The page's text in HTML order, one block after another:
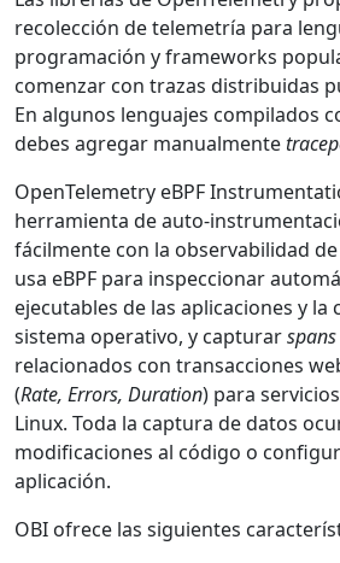
recolección de telemetría para
programación y frameworks
comenzar con trazas distribuidas
En algunos lenguajes compilados
debes agregar manualmente
OpenTelemetry eBPF
herramienta de auto-
fácilmente con la observabilidad
usa eBPF para inspeccionar
ejecutables de las aplicaciones y la
sistema operativo, y capturar
relacionados con transacciones
(Rate, Errors, Duration) para
Linux. Toda la captura de datos
modificaciones al código o
aplicación.
OBI ofrece las siguientes